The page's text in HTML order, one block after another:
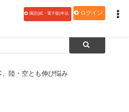
購読(紙・電子版)申込 ログイン
、陸・空とも伸び悩み